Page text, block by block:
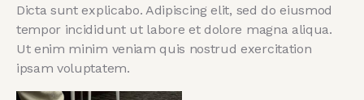
Dicta sunt explicabo. Adipiscing elit, sed do eiusmod
tempor incididunt ut labore et dolore magna aliqua.
Ut enim minim veniam quis nostrud exercitation
ipsam voluptatem.